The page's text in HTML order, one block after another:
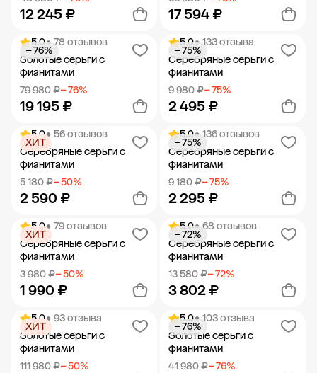
12 245 ₽
Добавить в корзину
17 594 ₽
Добавить в корзину
5.0• 78 отзывов
Золотые серьги с
фианитами
79 980 ₽− 76%
19 195 ₽
− 76%
Добавить в корзину
5.0• 133 отзыва
Серебряные серьги с
фианитами
9 980 ₽− 75%
2 495 ₽
− 75%
Добавить в корзину
5.0• 56 отзывов
Серебряные серьги с
фианитами
5 180 ₽− 50%
2 590 ₽
ХИТ
Добавить в корзину
5.0• 136 отзывов
Серебряные серьги с
фианитами
9 180 ₽− 75%
2 295 ₽
− 75%
Добавить в корзину
5.0• 79 отзывов
Серебряные серьги с
фианитами
3 980 ₽− 50%
1 990 ₽
ХИТ
Добавить в корзину
5.0• 68 отзывов
Серебряные серьги с
фианитами
13 580 ₽− 72%
3 802 ₽
− 72%
Добавить в корзину
5.0• 93 отзыва
Золотые серьги с
фианитами
111 980 ₽− 50%
ХИТ
5.0• 103 отзыва
Золотые серьги с
фианитами
41 980 ₽− 76%
− 76%